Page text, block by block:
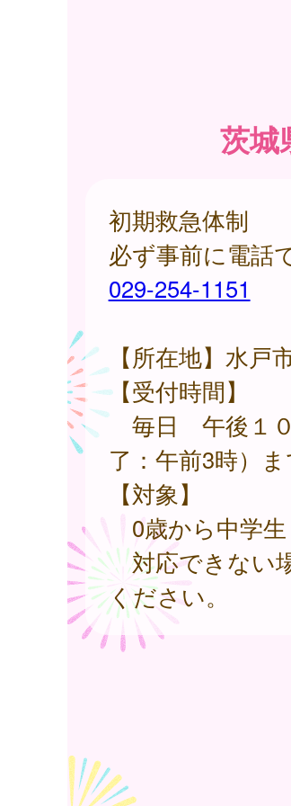
茨城
初期救急体制
必ず事前に電話
029-254-1151
【所在地】水戸
【受付時間】
毎日 午後１０
了：午前3時）
【対象】
0歳から中学生
対応できない
ください。